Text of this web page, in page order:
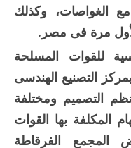
مع الغواصات، وكذلك
مرة فى مصر.
للقوات المسلحة
التصنيع الهندسى
التصميم ومختلفة
المكلفة بها القوات
الفرقاطة